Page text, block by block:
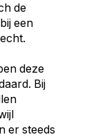
de
een
deze
Bij
er steeds